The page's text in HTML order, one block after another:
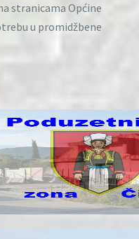
stranicama Općine
u promidžbene